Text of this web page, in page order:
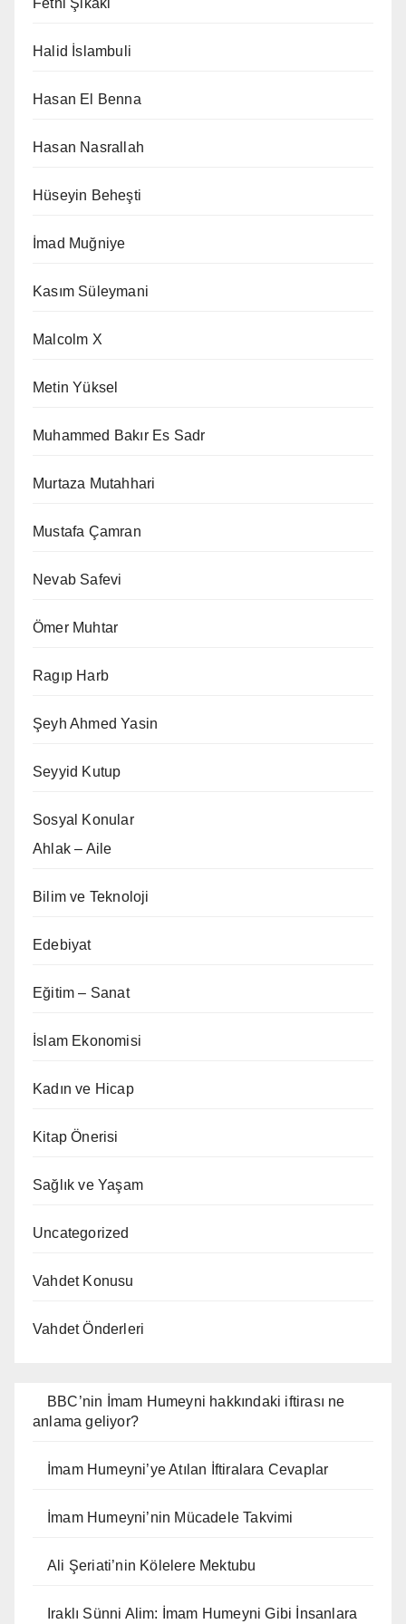
Halid İslambuli
Hasan El Benna
Hasan Nasrallah
Hüseyin Beheşti
İmad Muğniye
Kasım Süleymani
Malcolm X
Metin Yüksel
Muhammed Bakır Es Sadr
Murtaza Mutahhari
Mustafa Çamran
Nevab Safevi
Ömer Muhtar
Ragıp Harb
Şeyh Ahmed Yasin
Seyyid Kutup
Sosyal Konular
Ahlak – Aile
Bilim ve Teknoloji
Edebiyat
Eğitim – Sanat
İslam Ekonomisi
Kadın ve Hicap
Kitap Önerisi
Sağlık ve Yaşam
Uncategorized
Vahdet Konusu
Vahdet Önderleri
BBC’nin İmam Humeyni hakkındaki iftirası ne
anlama geliyor?
İmam Humeyni’ye Atılan İftiralara Cevaplar
İmam Humeyni’nin Mücadele Takvimi
Ali Şeriati’nin Kölelere Mektubu
Iraklı Sünni Alim: İmam Humeyni Gibi İnsanlara